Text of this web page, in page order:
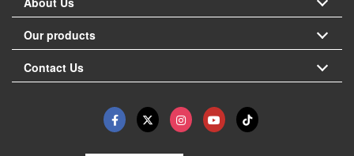
Our products
Contact Us